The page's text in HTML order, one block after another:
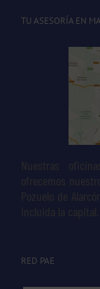
TU ASESORÍA EN
Nuestras
ofrecemos
Pozuelo de
incluida la capital.
RED PAE